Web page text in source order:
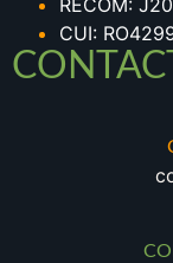
RECOM:
CUI: